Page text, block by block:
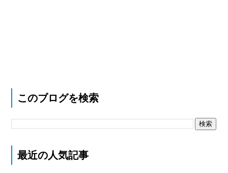
このブログを検索
最近の人気記事